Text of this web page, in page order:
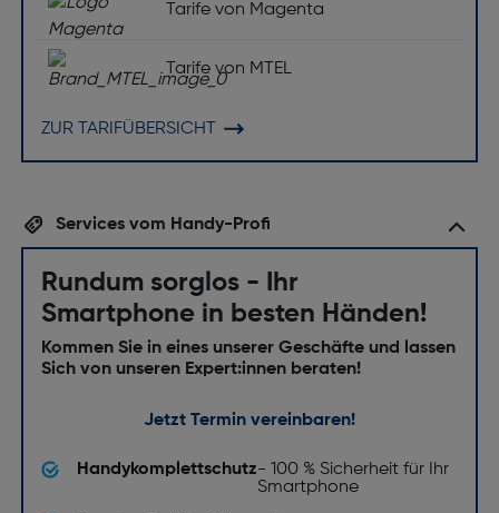
Tarife von Magenta
Tarife von MTEL
ZUR TARIFÜBERSICHT
Services vom Handy-Profi
Rundum sorglos - Ihr
Smartphone in besten Händen!
Kommen Sie in eines unserer Geschäfte und lassen
Sich von unseren Expert:innen beraten!
Jetzt Termin vereinbaren!
Handykomplettschutz- 100 % Sicherheit für Ihr
Smartphone